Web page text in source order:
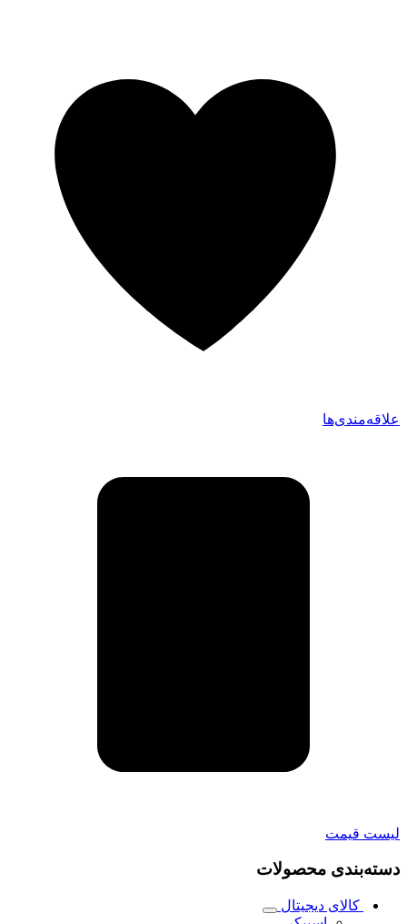
علاقه‌مندی‌ها
لیست قیمت
دسته‌بندی محصولات
کالای دیجیتال